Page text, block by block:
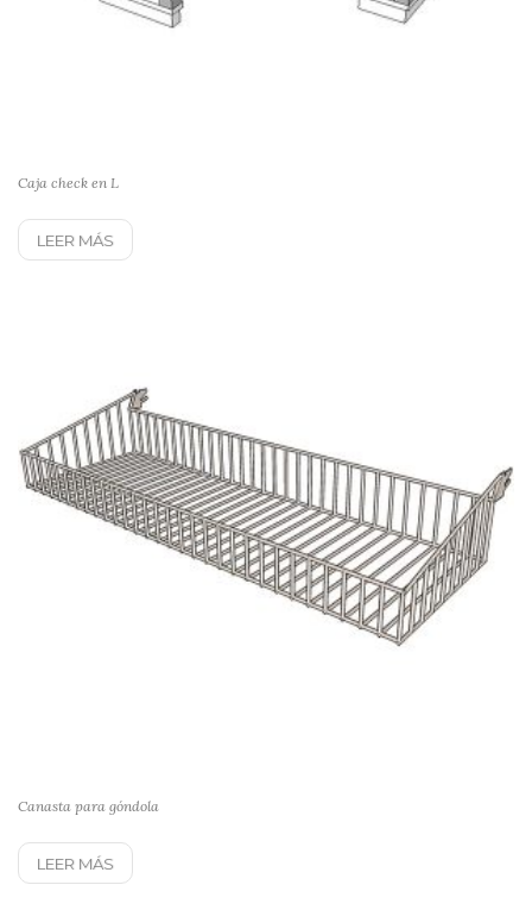
Caja check en L
LEER MÁS
Canasta para góndola
LEER MÁS